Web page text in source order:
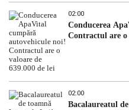
02:00
Conducerea
Contractul are o
02:00
Bacalaureatul